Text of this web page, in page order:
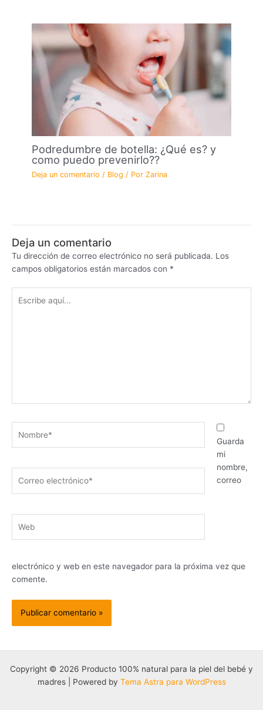
Podredumbre de botella: ¿Qué es? y
como puedo prevenirlo??
Deja un comentario / Blog / PorZarina
Deja un comentario
Tu dirección de correo electrónico no será publicada. Los
campos obligatorios están marcados con *
aquí...
electrónico*
Guarda
mi
nombre,
correo
electrónico y web en este navegador para la próxima vez que
comente.
Copyright © 2026 Producto 100% natural para la piel del bebé y
madres | Powered by Tema Astra para WordPress